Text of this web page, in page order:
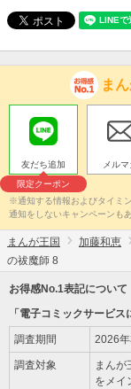
ま
友だち追加
限定クーポン
メル
※通知する情報およびタイミ
通知をしないキャンペーンも
まんが王国 加藤和恵
の祓魔師 8
お得感No.1表記について
「電子コミックサービス
調査期間 2026
調査対象
まんが
をメイ